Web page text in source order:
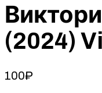
(2024)
100₽